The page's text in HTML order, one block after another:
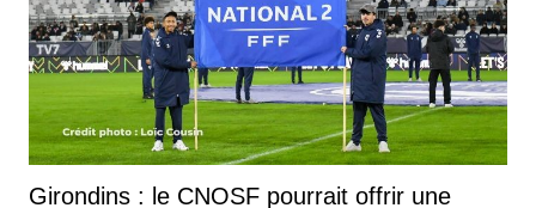
Girondins : le CNOSF pourrait offrir une